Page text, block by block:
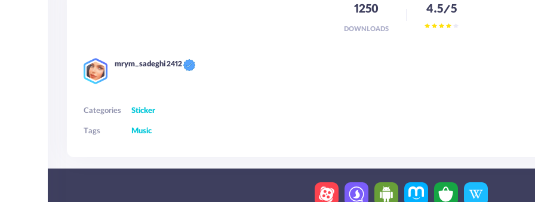
1250
DOWNLOADS
4.5/5
mrym_sadeghi 2412
Categories
Sticker
Tags
Music